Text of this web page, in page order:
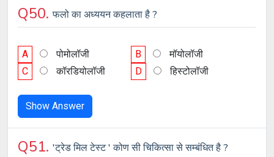
Q50.फलो का अध्ययन कहलाता है ?
A पोमोलॉजी B
मॉयोलॉजी
C
कॉरडियोलॉजी D हिस्टोलॉजी
Show Answer
Q51. 'ट्रेड मिल टेस्ट ' कोण सी चिकित्सा से सम्बंधित है ?